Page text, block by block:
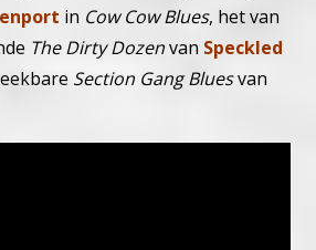
in Cow Cow Blues, het van
The Dirty Dozenvan Speckled
Section Gang Bluesvan